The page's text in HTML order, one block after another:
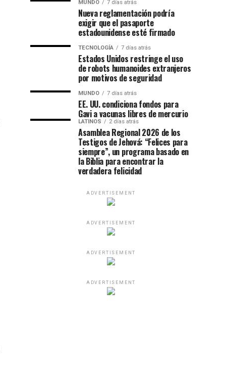
MUNDO 7 días atrás
Nueva reglamentación podría
exigir que el pasaporte
estadounidense esté firmado
TECNOLOGÍA 7 días atrás
Estados Unidos restringe el uso
de robots humanoides extranjeros
por motivos de seguridad
MUNDO 7 días atrás
EE. UU. condiciona fondos para
Gavi a vacunas libres de mercurio
LATINOS 2 días atrás
Asamblea Regional 2026 de los
Testigos de Jehová: “Felices para
siempre”, un programa basado en
la Biblia para encontrar la
verdadera felicidad
ADVERTISEMENT
ADVERTISEMENT
ADVERTISEMENT
ADVERTISEMENT